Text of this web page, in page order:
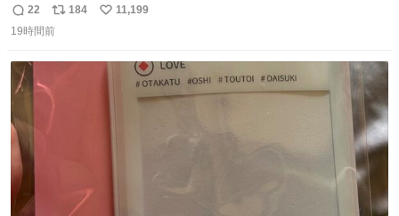
ろ…」って心配になっちゃう．
返
信
22
リ
ポ
184
い
数
11,199
19時間前